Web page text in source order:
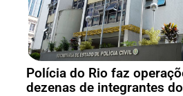
Polícia do Rio faz
dezenas de integrantes